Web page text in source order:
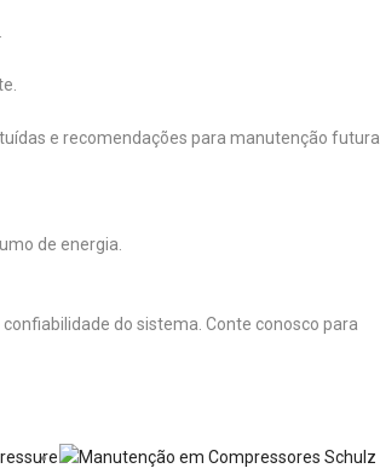
e recomendações para manutenção futura.
de energia.
do sistema. Conte conosco para